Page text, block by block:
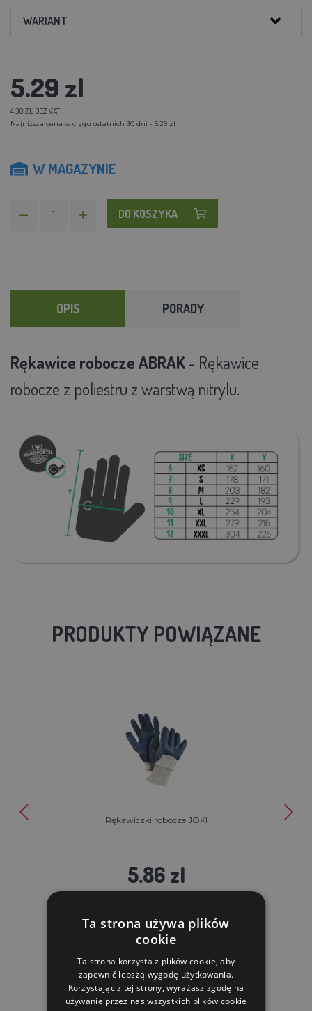
WARIANT
5.29 zl
4.30 ZL BEZ VAT
Najniższa cena w ciągu ostatnich 30 dni - 5.29 zl
W MAGAZYNIE
DO KOSZYKA
OPIS PORADY
Rękawice robocze ABRAK- Rękawice
robocze z poliestru z warstwą nitrylu.
PRODUKTY POWIĄZANE
Rękawiczki robocze JOKI
5.86 zl
DO KOSZYKA
Ta strona używa plików
cookie
Ta strona korzysta z plików cookie, aby
zapewnić lepszą wygodę użytkowania.
Korzystając z tej strony, wyrażasz zgodę na
używanie przez nas wszystkich plików cookie